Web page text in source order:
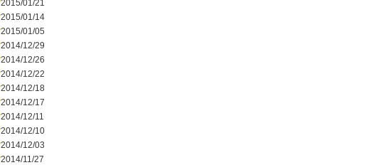
2015/01/21
2015/01/14
2015/01/05
2014/12/29
2014/12/26
2014/12/22
2014/12/18
2014/12/17
2014/12/11
2014/12/10
2014/12/03
2014/11/27